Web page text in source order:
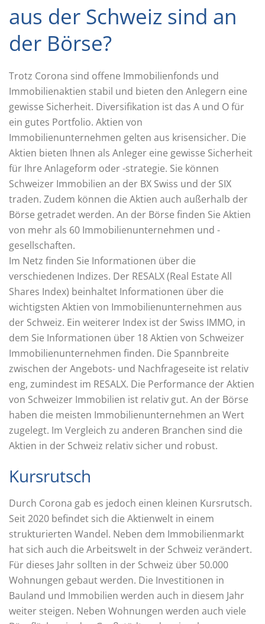
aus der Schweiz sind an
der Börse?
Trotz Corona sind offene Immobilienfonds und
Immobilienaktien stabil und bieten den Anlegern eine
gewisse Sicherheit. Diversifikation ist das A und O für
ein gutes Portfolio. Aktien von
Immobilienunternehmen gelten aus krisensicher. Die
Aktien bieten Ihnen als Anleger eine gewisse Sicherheit
für Ihre Anlageform oder -strategie. Sie können
Schweizer Immobilien an der BX Swiss und der SIX
traden. Zudem können die Aktien auch außerhalb der
Börse getradet werden. An der Börse finden Sie Aktien
von mehr als 60 Immobilienunternehmen und -
gesellschaften.
Im Netz finden Sie Informationen über die
verschiedenen Indizes. Der RESALX (Real Estate All
Shares Index) beinhaltet Informationen über die
wichtigsten Aktien von Immobilienunternehmen aus
der Schweiz. Ein weiterer Index ist der Swiss IMMO, in
dem Sie Informationen über 18 Aktien von Schweizer
Immobilienunternehmen finden. Die Spannbreite
zwischen der Angebots- und Nachfrageseite ist relativ
eng, zumindest im RESALX. Die Performance der Aktien
von Schweizer Immobilien ist relativ gut. An der Börse
haben die meisten Immobilienunternehmen an Wert
zugelegt. Im Vergleich zu anderen Branchen sind die
Aktien in der Schweiz relativ sicher und robust.
Kursrutsch
Durch Corona gab es jedoch einen kleinen Kursrutsch.
Seit 2020 befindet sich die Aktienwelt in einem
strukturierten Wandel. Neben dem Immobilienmarkt
hat sich auch die Arbeitswelt in der Schweiz verändert.
Für dieses Jahr sollten in der Schweiz über 50.000
Wohnungen gebaut werden. Die Investitionen in
Bauland und Immobilien werden auch in diesem Jahr
weiter steigen. Neben Wohnungen werden auch viele